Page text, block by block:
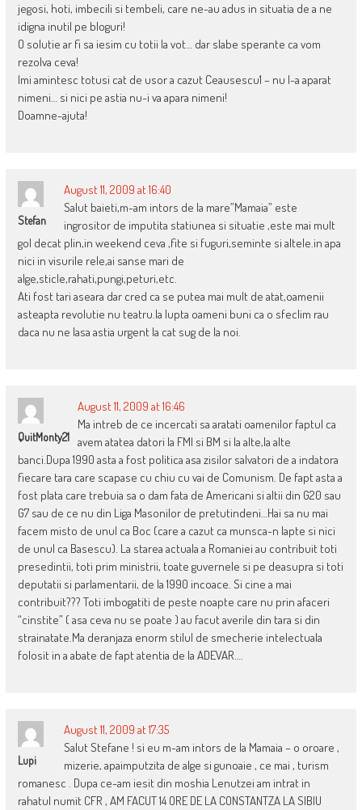
jegosi, hoti, imbecili si tembeli, care ne-au adus in situatia de a ne
idigna inutil pe bloguri!
O solutie ar fi sa iesim cu totii la vot… dar slabe sperante ca vom
rezolva ceva!
Imi amintesc totusi cat de usor a cazut Ceausescu1 – nu l-a aparat
nimeni… si nici pe astia nu-i va apara nimeni!
Doamne-ajuta!
Stefan
August 11, 2009 at 16:40
Salut baieti,m-am intors de la mare”Mamaia” este
ingrositor de imputita statiunea si situatie ,este mai mult
gol decat plin,in weekend ceva ,fite si fuguri,seminte si altele.in apa
nici in visurile rele,ai sanse mari de
alge,sticle,rahati,pungi,peturi,etc.
Ati fost tari aseara dar cred ca se putea mai mult de atat,oamenii
asteapta revolutie nu teatru.la lupta oameni buni ca o sfeclim rau
daca nu ne lasa astia urgent la cat sug de la noi.
QuitMonty21
August 11, 2009 at 16:46
Ma intreb de ce incercati sa aratati oamenilor faptul ca
avem atatea datori la FMI si BM si la alte,la alte
banci.Dupa 1990 asta a fost politica asa zisilor salvatori de a indatora
fiecare tara care scapase cu chiu cu vai de Comunism. De fapt asta a
fost plata care trebuia sa o dam fata de Americani si altii din G20 sau
G7 sau de ce nu din Liga Masonilor de pretutindeni…Hai sa nu mai
facem misto de unul ca Boc (care a cazut ca munsca-n lapte si nici
de unul ca Basescu). La starea actuala a Romaniei au contribuit toti
presedintii, toti prim ministrii, toate guvernele si pe deasupra si toti
deputatii si parlamentarii, de la 1990 incoace. Si cine a mai
contribuit??? Toti imbogatiti de peste noapte care nu prin afaceri
“cinstite” ( asa ceva nu se poate ) au facut averile din tara si din
strainatate.Ma deranjaza enorm stilul de smecherie intelectuala
folosit in a abate de fapt atentia de la ADEVAR….
Lupi
August 11, 2009 at 17:35
Salut Stefane ! si eu m-am intors de la Mamaia – o oroare ,
mizerie, apaimputzita de alge si gunoaie , ce mai , turism
romanesc . Dupa ce-am iesit din moshia Lenutzei am intrat in
rahatul numit CFR , AM FACUT 14 ORE DE LA CONSTANTZA LA SIBIU